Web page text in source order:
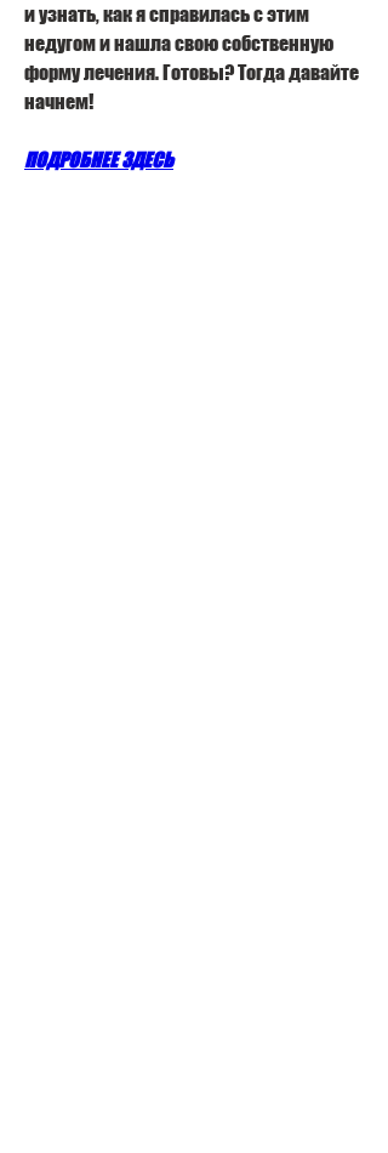
и узнать, как я справилась с этим
недугом и нашла свою собственную
форму лечения. Готовы? Тогда давайте
начнем!
ПОДРОБНЕЕ ЗДЕСЬ